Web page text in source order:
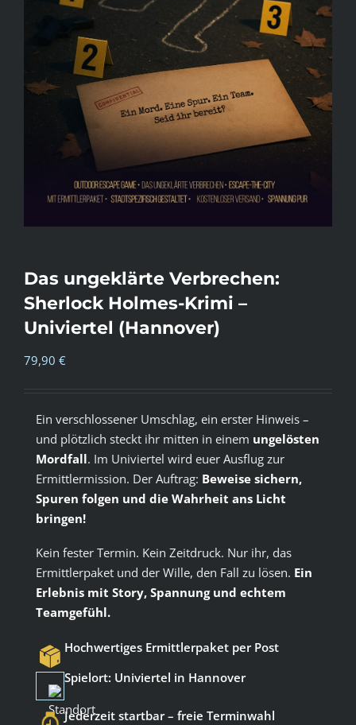
Das ungeklärte Verbrechen:
Sherlock Holmes-Krimi –
Univiertel (Hannover)
79,90 €
Ein verschlossener Umschlag, ein erster Hinweis –
und plötzlich steckt ihr mitten in einem ungelösten
Mordfall. Im Univiertel wird euer Ausflug zur
Ermittlermission. Der Auftrag: Beweise sichern,
Spuren folgen und die Wahrheit ans Licht
bringen!
Kein fester Termin. Kein Zeitdruck. Nur ihr, das
Ermittlerpaket und der Wille, den Fall zu lösen. Ein
Erlebnis mit Story, Spannung und echtem
Teamgefühl.
Hochwertiges Ermittlerpaket per Post
Spielort: Univiertel in Hannover
Jederzeit startbar – freie Terminwahl